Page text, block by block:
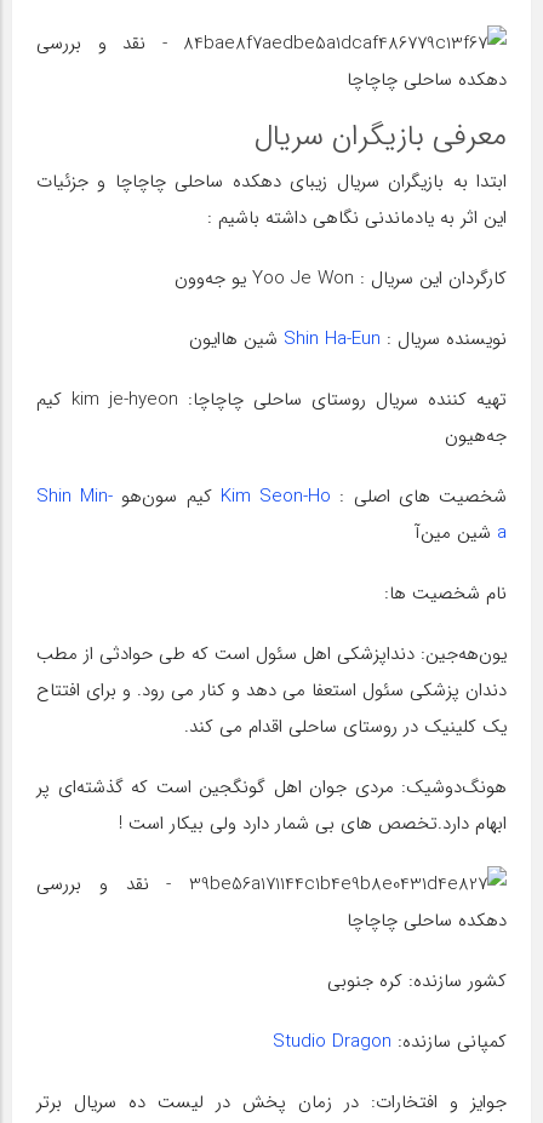
معرفی بازیگران سریال
ابتدا به بازیگران سریال زیبای دهکده ساحلی چاچاچا و جزئیات
این اثر به یادماندنی نگاهی داشته باشیم :
کارگردان این سریال : Yoo Je Won یو جه‌وون
نویسنده سریال : Shin Ha-Eun شین هاایون
تهیه کننده سریال روستای ساحلی چاچاچا: kim je-hyeon کیم
جه‌هیون
شخصیت های اصلی : Kim Seon-Ho کیم سون‌هو Shin Min-
a شین مین‌آ
نام شخصیت ها:
یون‌هه‌جین: دنداپزشکی اهل سئول است که طی حوادثی از مطب
دندان پزشکی سئول استعفا می دهد و کنار می رود. و برای افتتاح
یک کلینیک در روستای ساحلی اقدام می کند.
هونگ‌دوشیک: مردی جوان اهل گونگجین است که گذشته‌ای پر
ابهام دارد.تخصص های بی شمار دارد ولی بیکار است !
کشور سازنده: کره جنوبی
کمپانی سازنده: Studio Dragon
جوایز و افتخارات: در زمان پخش در لیست ده سریال برتر